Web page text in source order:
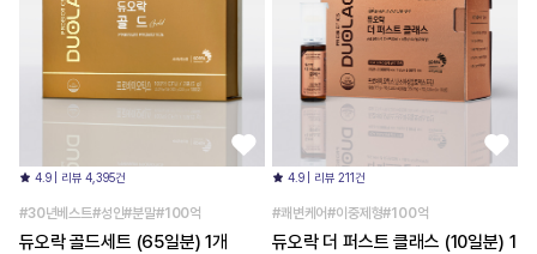
4.9 | 리뷰 4,395건
#30년베스트#성인#분말#100억
듀오락 골드세트 (65일분) 1개
4.9 | 리뷰 211건
#쾌변케어#이중제형#100억
듀오락 더 퍼스트 클래스 (10일분) 1